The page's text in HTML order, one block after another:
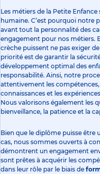
Les métiers de la Petite
humaine. C’est pourquoi notre
avant tout la personnalité des
engagement pour nos métiers.
crèche puissent ne pas exiger
priorité est de garantir la
développement optimal des
responsabilité. Ainsi, notre
attentivement les
connaissances et les
Nous valorisons également les
bienveillance, la patience et la
Bien que le diplôme puisse
cas, nous sommes ouverts à
démontrent un engagement
sont prêtes à acquérir les
dans leur rôle par le biais de